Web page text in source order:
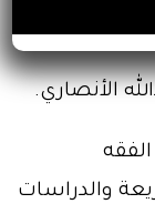
الأنصاري.
والدراسات